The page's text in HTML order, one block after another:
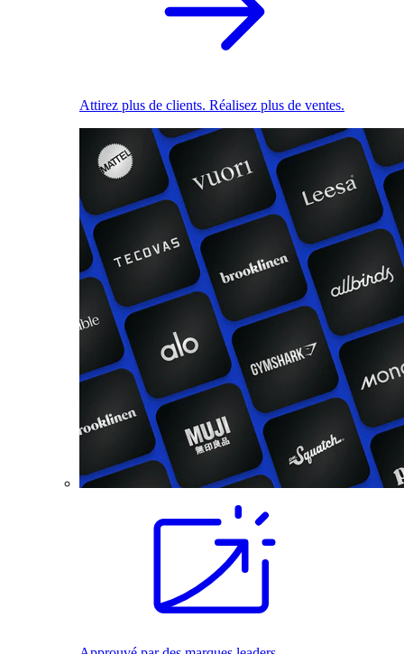
Attirez plus de clients. Réalisez plus de ventes.